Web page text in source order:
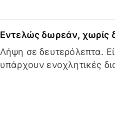
Εντελώς δωρεάν, χωρίς
Λήψη σε δευτερόλεπτα.
υπάρχουν ενοχλητικές